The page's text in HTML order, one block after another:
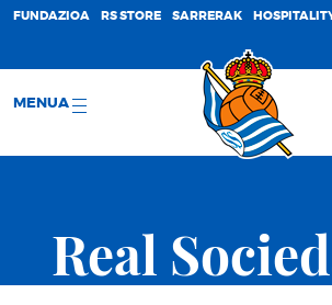
FUNDAZIOA RS STORE SARRERAK
MENUA
Real